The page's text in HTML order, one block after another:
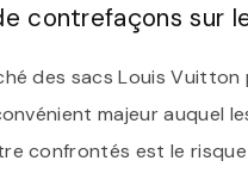
contrefaçons sur
des sacs Louis Vuitton
majeur auquel
confrontés est le